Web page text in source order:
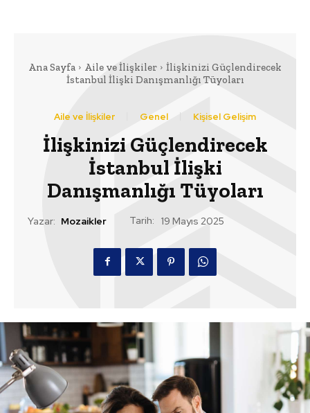
Ana Sayfa Aile ve İlişkiler
İlişkinizi Güçlendirecek
İstanbul İlişki Danışmanlığı Tüyoları
Aile ve İlişkiler Genel Kişisel Gelişim
İlişkinizi Güçlendirecek
İstanbul İlişki
Danışmanlığı Tüyoları
Yazar: Mozaikler Tarih: 19 Mayıs 2025